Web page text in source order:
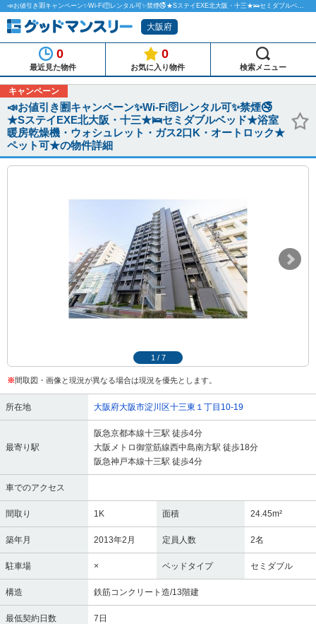
📣お値引き🈹キャンペーン✨Wi-Fi🛜レンタル可✨禁煙🚭★SステイEXE北大阪・十三★🛌セミダブルベッド★浴室暖房乾燥機・ウォシュレット・ガス2口K・オートロック★ペット可★のマンスリーマンション物件詳細「グッドマンスリー」
大阪府
0
最近見た物件
0
お気に入り物件 検索メニュー
キャンペーン
📣お値引き🈹キャンペーン✨Wi-Fi🛜レンタル可✨禁煙🚭
★SステイEXE北大阪・十三★🛌セミダブルベッド★浴室
暖房乾燥機・ウォシュレット・ガス2口K・オートロック★
ペット可★の物件詳細
1 / 7
※間取図・画像と現況が異なる場合は現況を優先とします。
所在地 大阪府大阪市淀川区十三東１丁目10-19
最寄り駅
阪急京都本線十三駅 徒歩4分
大阪メトロ御堂筋線西中島南方駅 徒歩18分
阪急神戸本線十三駅 徒歩4分
車でのアクセス
間取り 1K 面積 24.45m²
築年月 2013年2月 定員人数 2名
駐車場 × ベッドタイプ セミダブル
構造 鉄筋コンクリート造/13階建
最低契約日数 7日